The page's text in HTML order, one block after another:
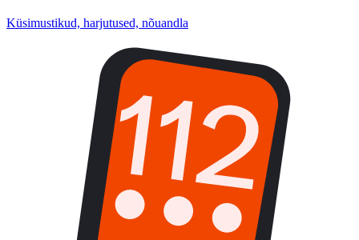
Küsimustikud, harjutused, nõuandla